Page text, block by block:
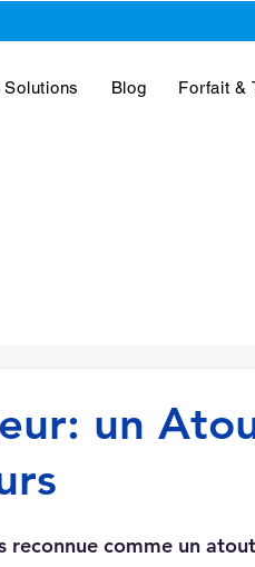
Solutions Blog Forfait &
un
reconnue comme un